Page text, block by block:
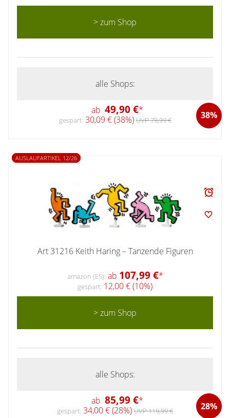
> zum Shop
alle Shops:
ab 49,90 €* 38%
gespart: 30,09 € (38%)UVP 79,99 €
AUSLAUFARTIKEL 12/26
Art 31216 Keith Haring – Tanzende Figuren
amazon (ES): ab 107,99 €*
gespart: 12,00 € (10%)
> zum Shop
alle Shops:
ab 85,99 €* 28%
gespart: 34,00 € (28%) UVP 119,99 €